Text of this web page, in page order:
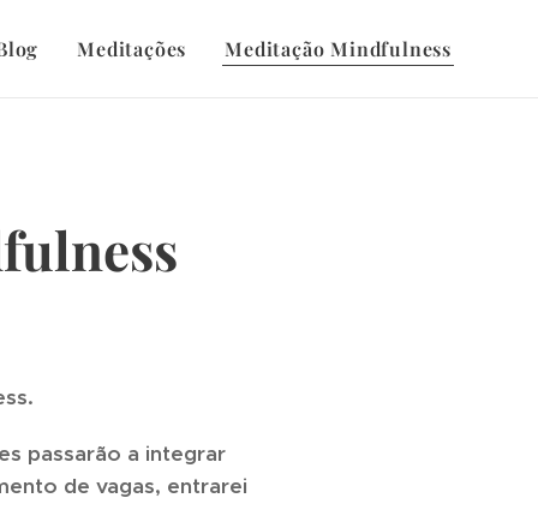
Meditações Meditação Mindfulness
passarão a integrar
de vagas, entrarei